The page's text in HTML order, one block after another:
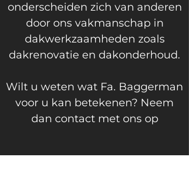
onderscheiden zich van anderen
door ons vakmanschap in
dakwerkzaamheden zoals
dakrenovatie en dakonderhoud.
Wilt u weten wat Fa. Baggerman
voor u kan betekenen? Neem
dan contact met ons op